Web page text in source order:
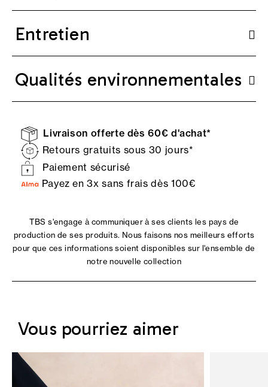
Entretien
Qualités environnementales
Livraison offerte dès 60€ d'achat*
Retours gratuits sous 30 jours*
Paiement sécurisé
Payez en 3x sans frais dès 100€
TBS s'engage à communiquer à ses clients les pays de
production de ses produits. Nous faisons nos meilleurs efforts
pour que ces informations soient disponibles sur l'ensemble de
notre nouvelle collection
Vous pourriez aimer